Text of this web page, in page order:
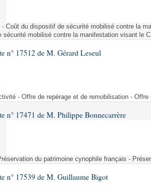
- Coût du dispositif de sécurité mobilisé contre la
sécurité mobilisé contre la manifestation visant le
n° 17512 de M. Gérard Leseul
- Offre de repérage et de remobilisation -
n° 17471 de M. Philippe Bonnecarrère
du patrimoine cynophile français -
n° 17539 de M. Guillaume Bigot